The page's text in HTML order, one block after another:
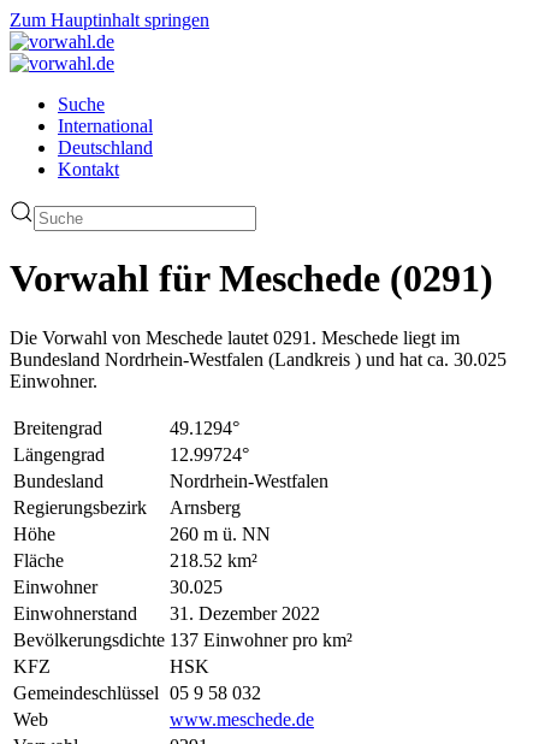
Zum Hauptinhalt springen
Suche
International
Deutschland
Kontakt
Vorwahl für Meschede (0291)
Die Vorwahl von Meschede lautet 0291. Meschede liegt im
Bundesland Nordrhein-Westfalen (Landkreis ) und hat ca. 30.025
Einwohner.
Breitengrad
49.1294°
Längengrad
12.99724°
Bundesland
Nordrhein-Westfalen
Regierungsbezirk
Arnsberg
Höhe
260 m ü. NN
Fläche
218.52 km²
Einwohner
30.025
Einwohnerstand
31. Dezember 2022
Bevölkerungsdichte 137 Einwohner pro km²
KFZ
HSK
Gemeindeschlüssel 05 9 58 032
Web
www.meschede.de